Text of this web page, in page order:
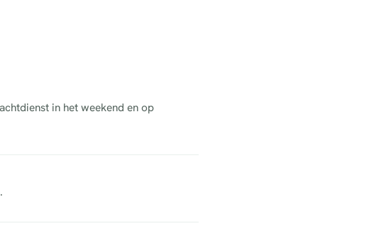
in het weekend en op